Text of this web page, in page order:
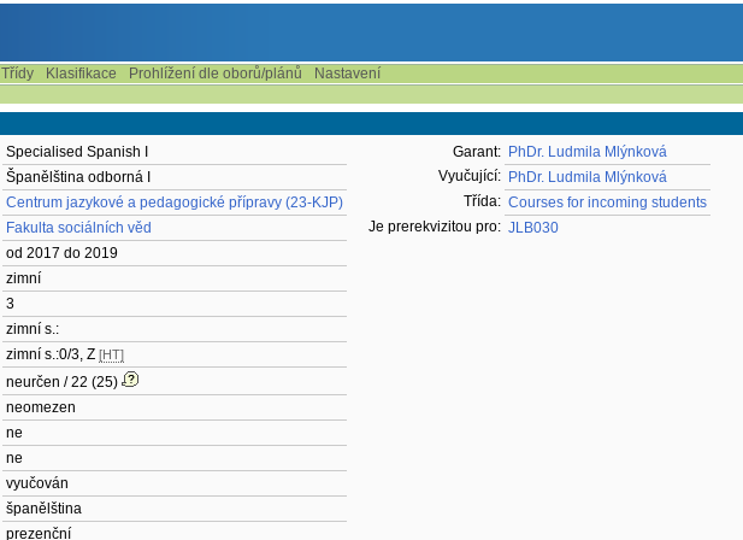
Třídy Klasifikace Prohlížení dle oborů/plánů
Nastavení
Specialised Spanish I
Španělština odborná I
Centrum jazykové a pedagogické přípravy (23-KJP)
Fakulta sociálních věd
od 2017 do 2019
zimní
3
zimní s.:
zimní s.:0/3, Z [HT]
neurčen / 22 (25)
neomezen
ne
ne
vyučován
španělština
prezenční
Garant: PhDr. Ludmila Mlýnková
Vyučující: PhDr. Ludmila Mlýnková
Třída: Courses for incoming students
Je prerekvizitou pro: JLB030